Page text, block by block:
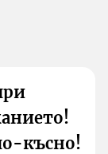
късно!